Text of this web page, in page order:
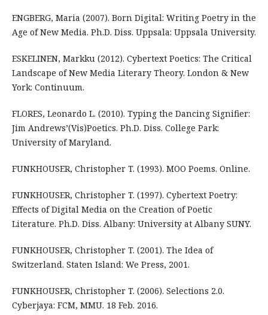
ENGBERG, Maria (2007). Born Digital: Writing Poetry in the
Age of New Media. Ph.D. Diss. Uppsala: Uppsala University.
ESKELINEN, Markku (2012). Cybertext Poetics: The Critical
Landscape of New Media Literary Theory. London & New
York: Continuum.
FLORES, Leonardo L. (2010). Typing the Dancing Signifier:
Jim Andrews’(Vis)Poetics. Ph.D. Diss. College Park:
University of Maryland.
FUNKHOUSER, Christopher T. (1993). MOO Poems. Online.
FUNKHOUSER, Christopher T. (1997). Cybertext Poetry:
Effects of Digital Media on the Creation of Poetic
Literature. Ph.D. Diss. Albany: University at Albany SUNY.
FUNKHOUSER, Christopher T. (2001). The Idea of
Switzerland. Staten Island: We Press, 2001.
FUNKHOUSER, Christopher T. (2006). Selections 2.0.
Cyberjaya: FCM, MMU. 18 Feb. 2016.